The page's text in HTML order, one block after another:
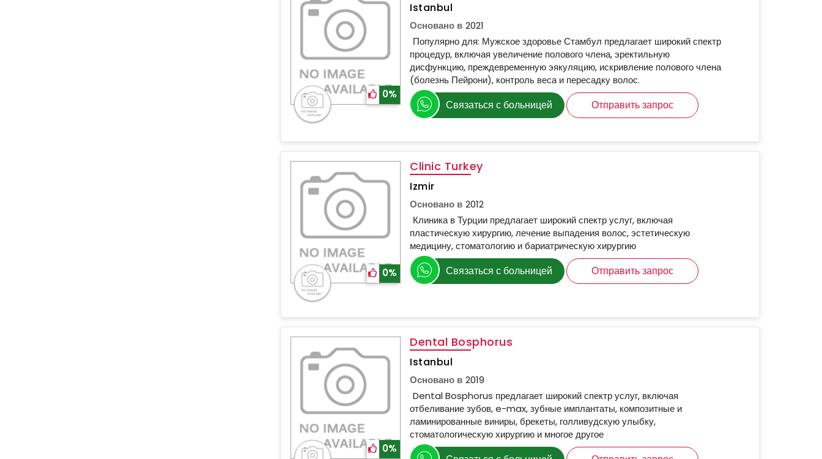
0%
Istanbul
Основано в 2021
Популярно для: Мужское здоровье Стамбул предлагает широкий спектр
процедур, включая увеличение полового члена, эректильную
дисфункцию, преждевременную эякуляцию, искривление полового члена
(болезнь Пейрони), контроль веса и пересадку волос.
Связаться с больницей Отправить запрос
0%
Clinic Turkey
Izmir
Основано в 2012
Клиника в Турции предлагает широкий спектр услуг, включая
пластическую хирургию, лечение выпадения волос, эстетическую
медицину, стоматологию и бариатрическую хирургию
Связаться с больницей Отправить запрос
0%
Dental Bosphorus
Istanbul
Основано в 2019
Dental Bosphorus предлагает широкий спектр услуг, включая
отбеливание зубов, e-max, зубные имплантаты, композитные и
ламинированные виниры, брекеты, голливудскую улыбку,
стоматологическую хирургию и многое другое